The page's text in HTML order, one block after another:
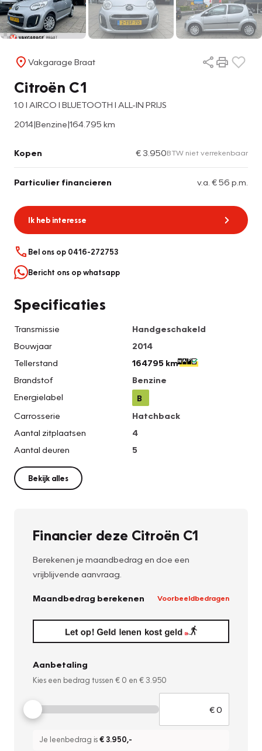
Vakgarage Braat
Citroën C1
1.0 l AIRCO l BLUETOOTH l ALL-IN PRIJS
2014|Benzine|164.795 km
Kopen € 3.950BTW niet verrekenbaar
Particulier financieren v.a. € 56 p.m.
Ik heb interesse
Bel ons op 0416-272753
Bericht ons op whatsapp
Specificaties
Transmissie
Handgeschakeld
Bouwjaar
2014
Tellerstand
164795 km
Brandstof
Benzine
Energielabel
B
Carrosserie
Hatchback
Aantal zitplaatsen
4
Aantal deuren
5
Bekijk alles
Financier deze Citroën C1
Berekenen je maandbedrag en doe een
vrijblijvende aanvraag.
Maandbedrag berekenen Voorbeeldbedragen
Aanbetaling
Kies een bedrag tussen € 0 en € 3.950
Je leenbedrag is€ 3.950,-